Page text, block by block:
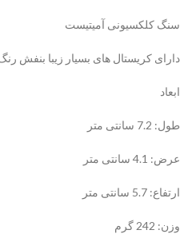
سنگ کلکسیونی آمیتیست
دارای کریستال های بسیار زیبا بنفش
ابعاد
طول: 7.2 سانتی متر
عرض: 4.1 سانتی متر
ارتفاع: 5.7 سانتی متر
وزن: 242 گرم